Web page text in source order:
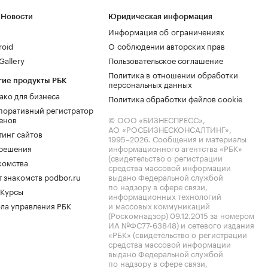
продукты РБК
для бизнеса
регистратор
сайтов
знакомств podbor.ru
управления РБК
Юридическая информация
Информация об ограничениях
О соблюдении авторских прав
Пользовательское соглашение
Политика в отношении обработки
персональных данных
Политика обработки файлов cookie
© ООО «БИЗНЕСПРЕСС»,
АО «РОСБИЗНЕСКОНСАЛТИНГ»,
1995–2026. Сообщения и материалы
информационного агентства «РБК»
(свидетельство о регистрации
средства массовой информации
выдано Федеральной службой
по надзору в сфере связи,
информационных технологий
и массовых коммуникаций
(Роскомнадзор) 09.12.2015 за номером
ИА №ФС77-63848) и сетевого издания
«РБК» (свидетельство о регистрации
средства массовой информации
выдано Федеральной службой
по надзору в сфере связи,